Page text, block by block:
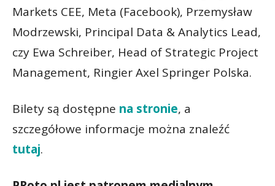
Markets CEE, Meta (Facebook), Przemysław
Modrzewski, Principal Data & Analytics Lead,
czy Ewa Schreiber, Head of Strategic Project
Management, Ringier Axel Springer Polska.
Bilety są dostępne na stronie, a
szczegółowe informacje można znaleźć
tutaj.